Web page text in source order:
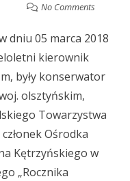
No Comments
dniu 05 marca 2018
kierownik
były konserwator
olsztyńskim,
Towarzystwa
Ośrodka
Kętrzyńskiego w
„Rocznika